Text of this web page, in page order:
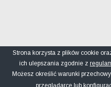
Regulamin sklepu
©
Strona korzysta z plików cookie
ich ulepszania zgodnie z
Możesz określić warunki
przeglądarce lub